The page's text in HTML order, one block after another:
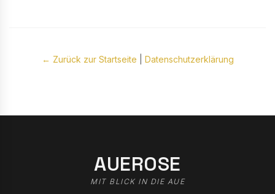
← Zurück zur Startseite Datenschutzerklärung
AUEROSE
MIT BLICK IN DIE AUE